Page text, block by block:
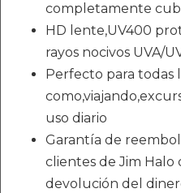
completamente
HD lente,UV400
rayos nocivos UVA/
Perfecto para todas
uso diario
Garantía de
clientes de Jim
devolución del